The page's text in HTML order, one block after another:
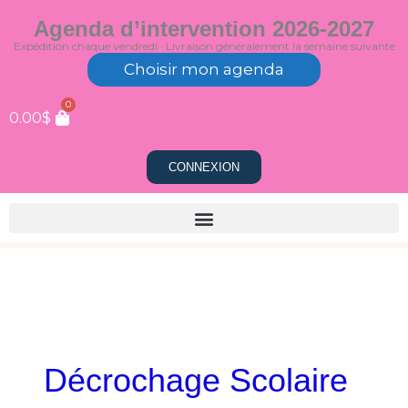
au
Agenda d’intervention 2026-2027
Expédition chaque vendredi · Livraison généralement la semaine suivante
Choisir mon agenda
0.00$
0
CONNEXION
Décrochage Scolaire